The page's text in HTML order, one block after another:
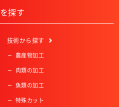
探す
技術から探す
農産物加工
肉類の加工
魚類の加工
特殊カット